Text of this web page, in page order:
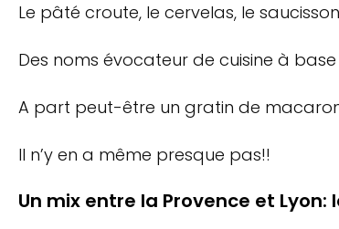
Le pâté croute, le cervelas, le
Des noms évocateur de cuisine à
A part peut-être un gratin de
Il n’y en a même presque pas!!
Un mix entre la Provence et